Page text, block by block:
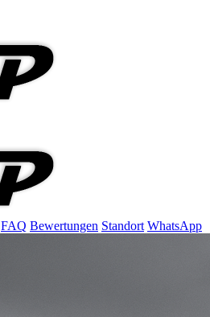
FAQ Bewertungen Standort WhatsApp